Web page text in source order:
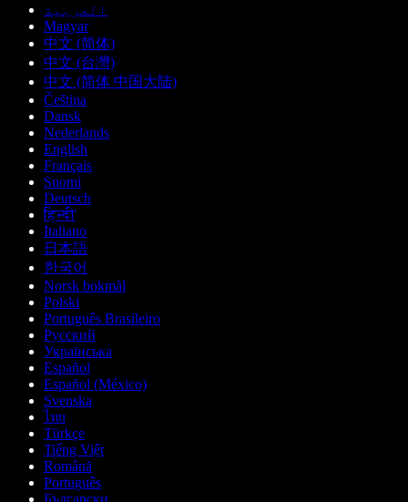
العربية
Magyar
中文 (简体)
中文 (台灣)
中文 (简体 中国大陆)
Čeština
Dansk
Nederlands
English
Français
Suomi
Deutsch
हिन्दी
Italiano
日本語
한국어
Norsk bokmål
Polski
Português Brasileiro
Русский
Українська
Español
Español (México)
Svenska
ไทย
Türkçe
Tiếng Việt
Română
Português
Български